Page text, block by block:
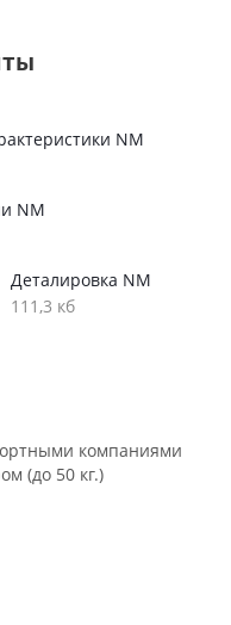
NM
NM
Деталировка NM
111,3 кб
компаниями
(до 50 кг.)